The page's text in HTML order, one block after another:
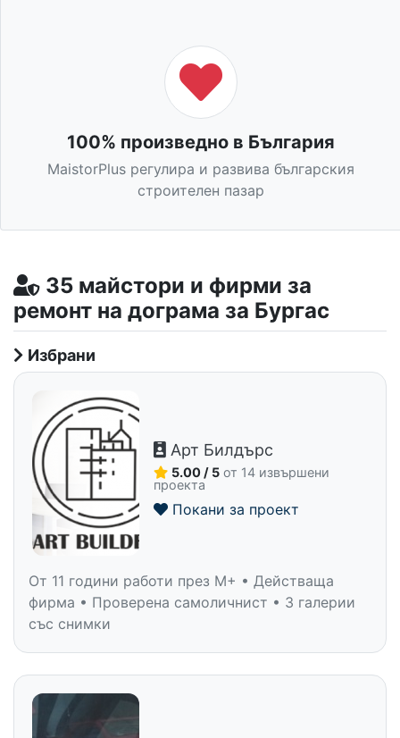
100% произведно в България
MaistorPlus регулира и развива българския
строителен пазар
35 майстори и фирми за
ремонт на дограма за Бургас
Избрани
Арт Билдърс
5.00 / 5 от 14 извършени
проекта
Покани за проект
От 11 години работи през M+ • Действаща
фирма • Проверена самоличнист • 3 галерии
със снимки